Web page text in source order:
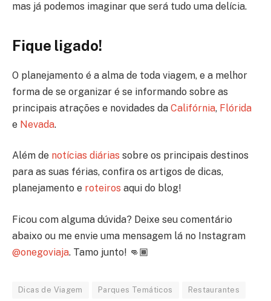
mas já podemos imaginar que será tudo uma delícia.
Fique ligado!
O planejamento é a alma de toda viagem, e a melhor
forma de se organizar é se informando sobre as
principais atrações e novidades da Califórnia, Flórida
e Nevada.
Além de notícias diárias sobre os principais destinos
para as suas férias, confira os artigos de dicas,
planejamento e roteiros aqui do blog!
Ficou com alguma dúvida? Deixe seu comentário
abaixo ou me envie uma mensagem lá no Instagram
@onegoviaja. Tamo junto! 👊🏾
Dicas de Viagem Parques Temáticos Restaurantes